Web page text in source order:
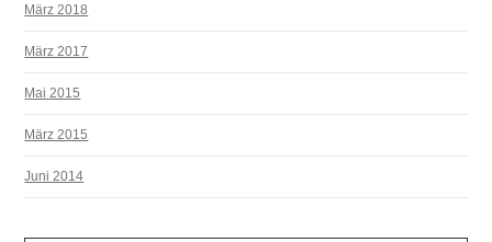
März 2018
März 2017
Mai 2015
März 2015
Juni 2014